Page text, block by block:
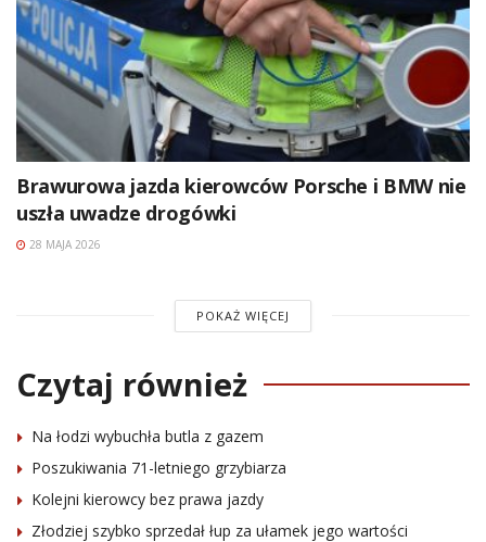
Brawurowa jazda kierowców Porsche i BMW nie
uszła uwadze drogówki
28 MAJA 2026
POKAŻ WIĘCEJ
Czytaj również
Na łodzi wybuchła butla z gazem
Poszukiwania 71-letniego grzybiarza
Kolejni kierowcy bez prawa jazdy
Złodziej szybko sprzedał łup za ułamek jego wartości